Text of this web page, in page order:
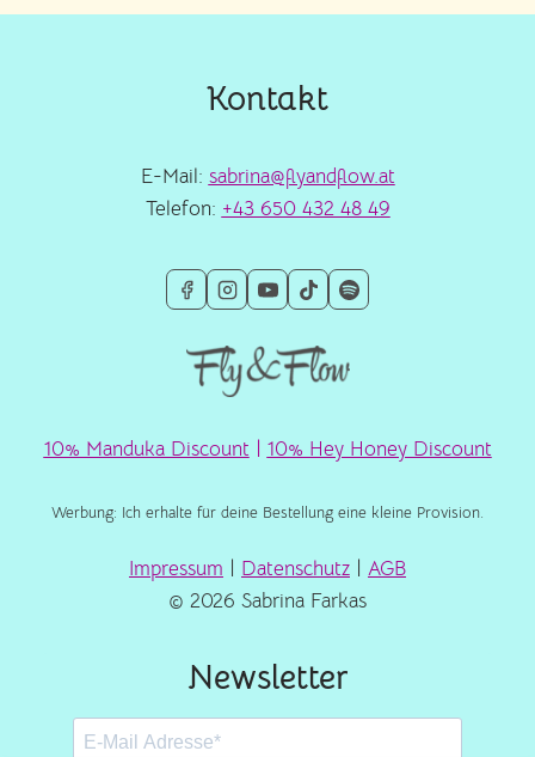
Kontakt
E-Mail: sabrina@flyandflow.at
Telefon: +43 650 432 48 49
10% Manduka Discount 10% Hey Honey Discount
Werbung: Ich erhalte für deine Bestellung eine kleine Provision.
Impressum Datenschutz
AGB
© 2026 Sabrina Farkas
Newsletter